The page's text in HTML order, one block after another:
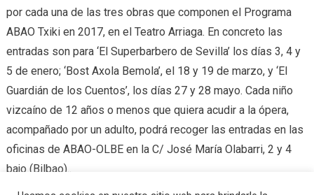
por cada una de las tres obras que componen el Programa
ABAO Txiki en 2017, en el Teatro Arriaga. En concreto las
entradas son para ‘El Superbarbero de Sevilla’ los días 3, 4 y
5 de enero; ‘Bost Axola Bemola’, el 18 y 19 de marzo, y ‘El
Guardián de los Cuentos’, los días 27 y 28 mayo. Cada niño
vizcaíno de 12 años o menos que quiera acudir a la ópera,
acompañado por un adulto, podrá recoger las entradas en las
oficinas de ABAO-OLBE en la C/ José María Olabarri, 2 y 4
bajo (Bilbao)..